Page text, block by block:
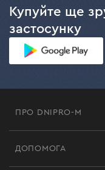
Купуйте ще
застосунку
ПРО DNIPRO-M
Відгуки
ДОПОМОГА